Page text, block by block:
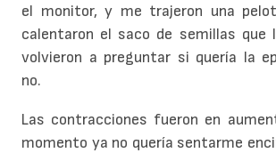
el monitor, y me trajeron una
calentaron el saco de semillas que
volvieron a preguntar si quería la
no.
Las contracciones fueron en
momento ya no quería sentarme